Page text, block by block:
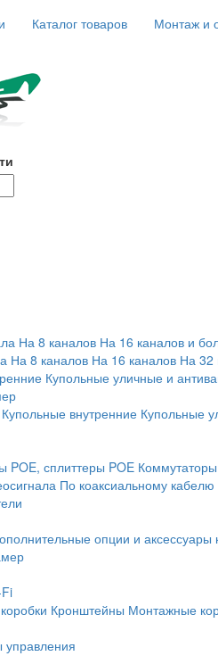
Каталог товаров Монтаж и
На 8 каналов На 16 каналов и
На 8 каналов На 16 каналов На 32
Купольные уличные и
Купольные внутренние Купольные
POE, сплиттеры POE
По коаксиальному кабелю
опции и аксессуары
Кронштейны Монтажные
управления